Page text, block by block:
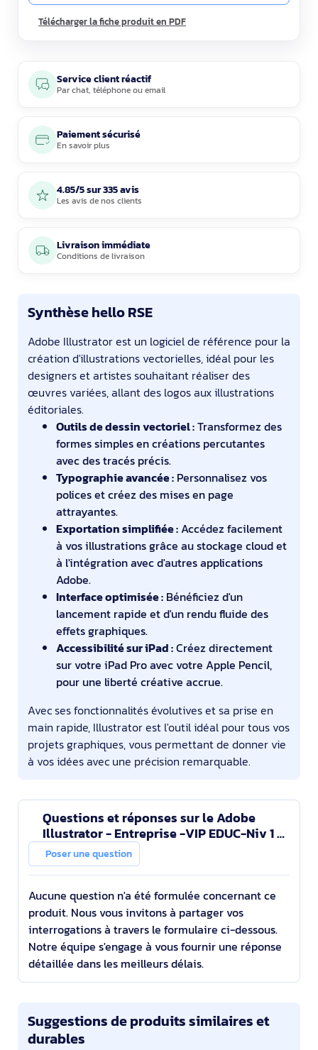
Télécharger la fiche produit en PDF
Service client réactif
Parchat, téléphoneouemail
Paiement sécurisé
En savoir plus
4.85/5 sur 335 avis
Les avis de nos clients
Livraison immédiate
Conditions de livraison
Synthèse hello RSE
Adobe Illustrator est un logiciel de référence pour la
création d'illustrations vectorielles, idéal pour les
designers et artistes souhaitant réaliser des
œuvres variées, allant des logos aux illustrations
éditoriales.
Outils de dessin vectoriel :Transformez des
formes simples en créations percutantes
avec des tracés précis.
Typographie avancée : Personnalisez vos
polices et créez des mises en page
attrayantes.
Exportation simplifiée :Accédez facilement
à vos illustrations grâce au stockage cloud et
à l'intégration avec d'autres applications
Adobe.
Interface optimisée : Bénéficiez d'un
lancement rapide et d'un rendu fluide des
effets graphiques.
Accessibilité sur iPad :Créez directement
sur votre iPad Pro avec votre Apple Pencil,
pour une liberté créative accrue.
Avec ses fonctionnalités évolutives et sa prise en
main rapide, Illustrator est l'outil idéal pour tous vos
projets graphiques, vous permettant de donner vie
à vos idées avec une précision remarquable.
Questions et réponses sur le Adobe
Illustrator - Entreprise -VIP EDUC-Niv 1 -
Abo 1 an
Poser une question
Aucune question n'a été formulée concernant ce
produit. Nous vous invitons à partager vos
interrogations à travers le formulaire ci-dessous.
Notre équipe s'engage à vous fournir une réponse
détaillée dans les meilleurs délais.
Suggestions de produits similaires et
durables